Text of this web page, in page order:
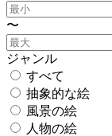
〜
ジャンル
すべて
抽象的な絵
風景の絵
人物の絵